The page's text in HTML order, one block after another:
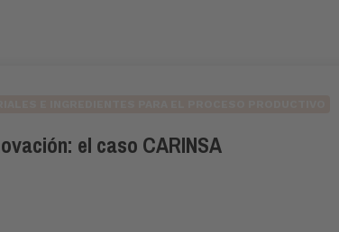
el caso CARINSA